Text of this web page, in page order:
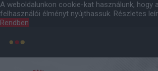
A weboldalunkon cookie-kat használunk, hogy
felhasználói élményt nyújthassuk. Részletes
Rendben